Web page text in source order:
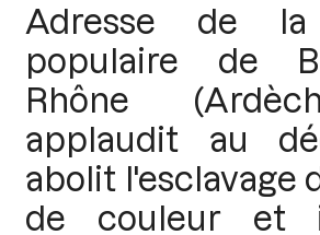
Adresse de la
populaire de
Rhône
applaudit au
abolit l'esclavage
de couleur et